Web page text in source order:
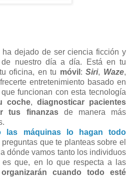
ha dejado de ser ciencia ficción y
nuestro día a día. Está en tu
oficina, en tu móvil :Siri, Waze,
entretenimiento basado en
funcionan con esta tecnología
coche, diagnosticar pacientes
tus finanzasde manera más
las máquinas lo hagan todo
que te planteas sobre el
dónde vamos tanto los individuos
es que, en lo que respecta a las
cuando todo esté